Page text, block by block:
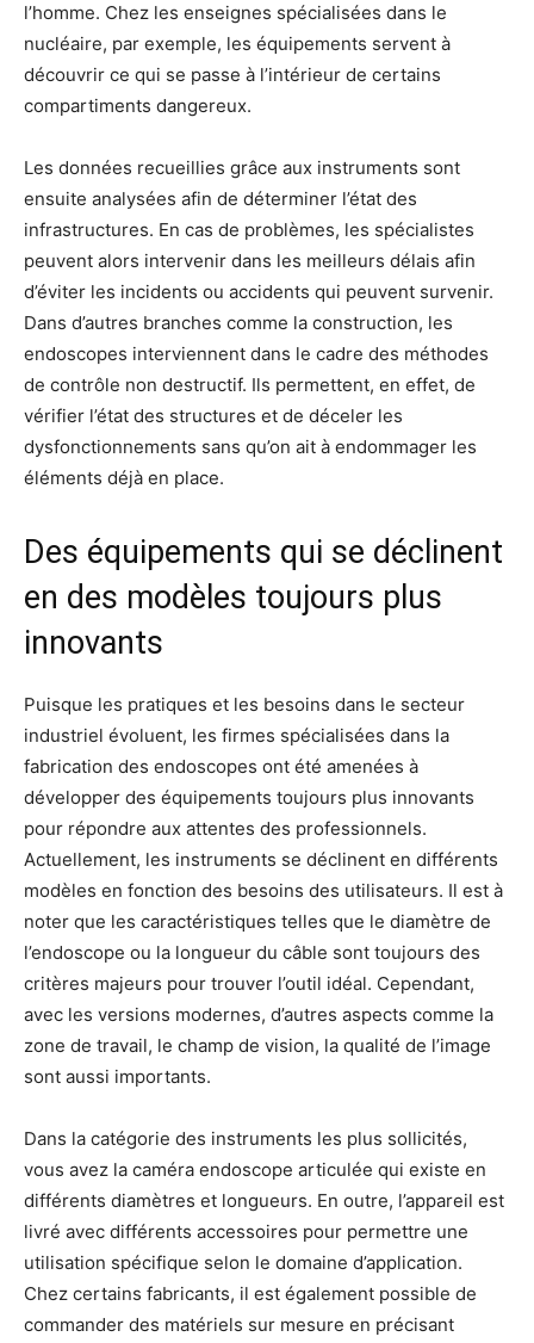
l’homme. Chez les enseignes spécialisées dans le
nucléaire, par exemple, les équipements servent à
découvrir ce qui se passe à l’intérieur de certains
compartiments dangereux.
Les données recueillies grâce aux instruments sont
ensuite analysées afin de déterminer l’état des
infrastructures. En cas de problèmes, les spécialistes
peuvent alors intervenir dans les meilleurs délais afin
d’éviter les incidents ou accidents qui peuvent survenir.
Dans d’autres branches comme la construction, les
endoscopes interviennent dans le cadre des méthodes
de contrôle non destructif. Ils permettent, en effet, de
vérifier l’état des structures et de déceler les
dysfonctionnements sans qu’on ait à endommager les
éléments déjà en place.
Des équipements qui se déclinent
en des modèles toujours plus
innovants
Puisque les pratiques et les besoins dans le secteur
industriel évoluent, les firmes spécialisées dans la
fabrication des endoscopes ont été amenées à
développer des équipements toujours plus innovants
pour répondre aux attentes des professionnels.
Actuellement, les instruments se déclinent en différents
modèles en fonction des besoins des utilisateurs. Il est à
noter que les caractéristiques telles que le diamètre de
l’endoscope ou la longueur du câble sont toujours des
critères majeurs pour trouver l’outil idéal. Cependant,
avec les versions modernes, d’autres aspects comme la
zone de travail, le champ de vision, la qualité de l’image
sont aussi importants.
Dans la catégorie des instruments les plus sollicités,
vous avez la caméra endoscope articulée qui existe en
différents diamètres et longueurs. En outre, l’appareil est
livré avec différents accessoires pour permettre une
utilisation spécifique selon le domaine d’application.
Chez certains fabricants, il est également possible de
commander des matériels sur mesure en précisant